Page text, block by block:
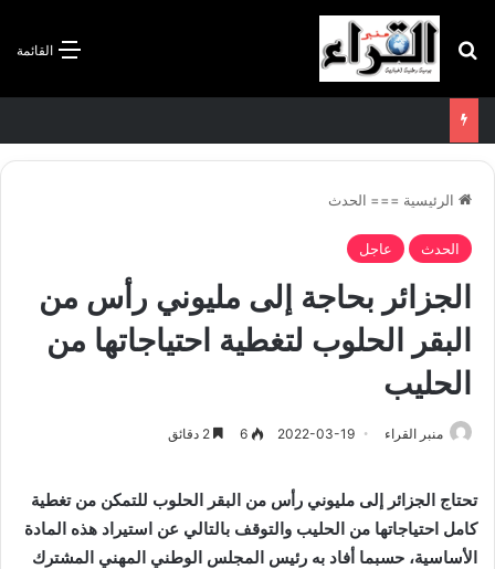
القائمة بحث عن
الرئيسية === الحدث
الحدث عاجل
الجزائر بحاجة إلى مليوني رأس من
البقر الحلوب لتغطية احتياجاتها من
الحليب
منبر القراء 2022-03-19
6
تحتاج الجزائر إلى مليوني رأس من البقر الحلوب للتمكن من تغطية
كامل احتياجاتها من الحليب والتوقف بالتالي عن استيراد هذه المادة
الأساسية، حسبما أفاد به رئيس المجلس الوطني المهني المشترك